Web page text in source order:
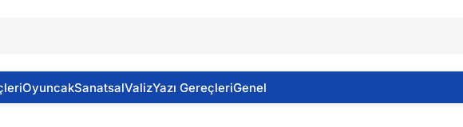
OyuncakSanatsalValizYazı GereçleriGenel